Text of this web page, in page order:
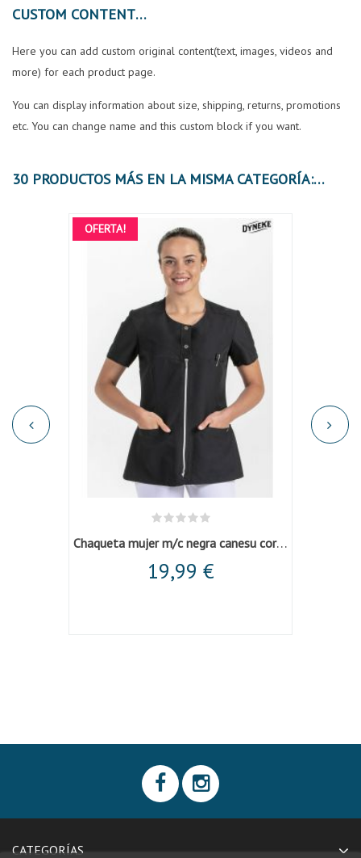
CUSTOM CONTENT
Here you can add custom original content(text, images, videos and
more) for each product page.
You can display information about size, shipping, returns, promotions
etc. You can change name and this custom block if you want.
30 PRODUCTOS MÁS EN LA MISMA CATEGORÍA:
OFERTA!
Chaqueta mujer m/c negra canesu corchete
19,99 €
CATEGORÍAS